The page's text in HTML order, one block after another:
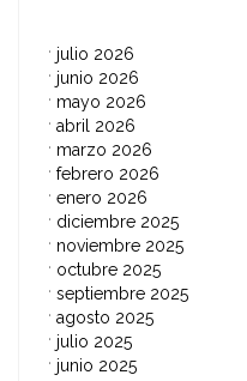
julio 2026
junio 2026
mayo 2026
abril 2026
marzo 2026
febrero 2026
enero 2026
diciembre 2025
noviembre 2025
octubre 2025
septiembre 2025
agosto 2025
julio 2025
junio 2025